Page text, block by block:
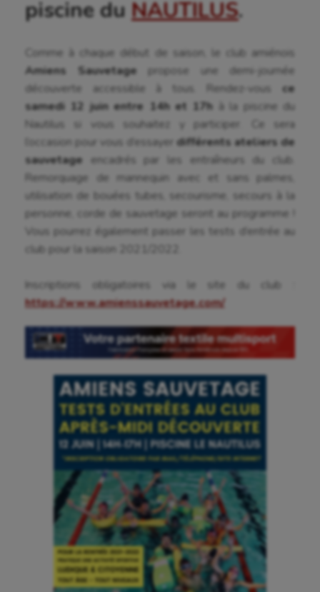
Aéronautique
Athlétisme
Aviron
Ballon au poing
Baseball
Boules lyonnaises
Canoë-kayak
Cerf Volant
Cheerleading
Course à pied
Crossfit
Cyclisme
Danse
piscine duNAUTILUS.
Comme à chaque début de saison, le club amiénois
Amiens Sauvetage propose une demi-journée
découverte accessible à tous. Rendez-vous ce
samedi 12 juin entre 14h et 17h à la piscine du
Nautilus si vous souhaitez y participer. Ce sera
l’occasion pour vous d’essayer différents ateliers de
sauvetage encadrés par les entraîneurs du club.
Remorquage de mannequin avec et sans palmes,
utilisation de bouées tubes, secourisme, secours à la
personne, corde de sauvetage seront au programme !
Vous pourrez également passer les tests d’entrée au
club pour la saison 2021/2022.
Inscriptions obligatoires via le site du club :
https://www.amienssauvetage.com/